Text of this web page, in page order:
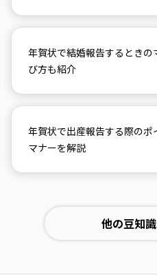
年賀状で結婚報告するとき
び方も紹介
年賀状で出産報告する際の
マナーを解説
他の豆知